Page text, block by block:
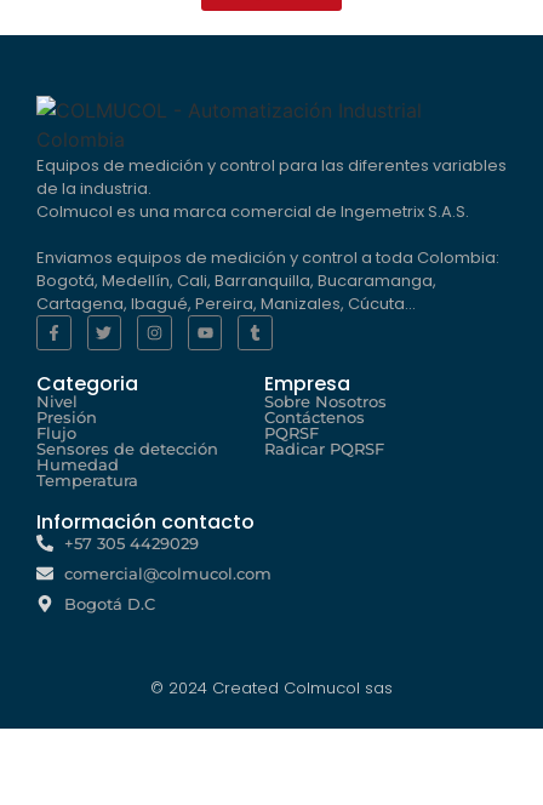
Equipos de medición y control para las diferentes variables
de la industria.
Colmucol es una marca comercial de Ingemetrix S.A.S.
Enviamos equipos de medición y control a toda Colombia:
Bogotá, Medellín, Cali, Barranquilla, Bucaramanga,
Cartagena, Ibagué, Pereira, Manizales, Cúcuta…
Categoria
Nivel
Presión
Flujo
Sensores de detección
Humedad
Temperatura
Empresa
Sobre Nosotros
Contáctenos
PQRSF
Radicar PQRSF
Información contacto
+57 305 4429029
comercial@colmucol.com
Bogotá D.C
© 2024 Created Colmucol sas